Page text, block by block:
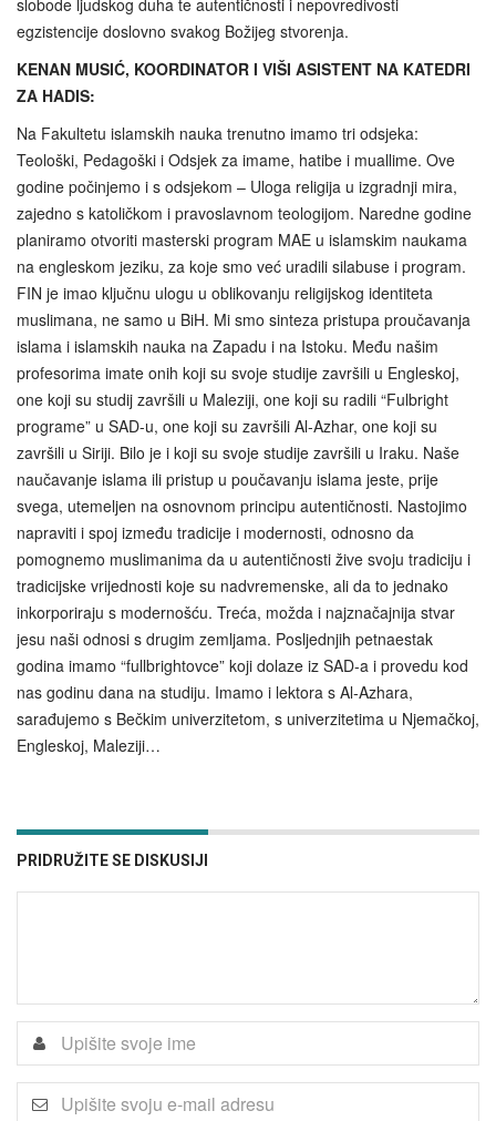
egzistencije doslovno svakog Božijeg stvorenja.
KENAN MUSIĆ, KOORDINATOR I VIŠI ASISTENT NA KATEDRI
ZA HADIS:
Na Fakultetu islamskih nauka trenutno imamo tri odsjeka:
Teološki, Pedagoški i Odsjek za imame, hatibe i muallime. Ove
godine počinjemo i s odsjekom – Uloga religija u izgradnji mira,
zajedno s katoličkom i pravoslavnom teologijom. Naredne godine
planiramo otvoriti masterski program MAE u islamskim naukama
na engleskom jeziku, za koje smo već uradili silabuse i program.
FIN je imao ključnu ulogu u oblikovanju religijskog identiteta
muslimana, ne samo u BiH. Mi smo sinteza pristupa proučavanja
islama i islamskih nauka na Zapadu i na Istoku. Među našim
profesorima imate onih koji su svoje studije završili u Engleskoj,
one koji su studij završili u Maleziji, one koji su radili “Fulbright
programe” u SAD-u, one koji su završili Al‑Azhar, one koji su
završili u Siriji. Bilo je i koji su svoje studije završili u Iraku. Naše
naučavanje islama ili pristup u poučavanju islama jeste, prije
svega, utemeljen na osnovnom principu autentičnosti. Nastojimo
napraviti i spoj između tradicije i modernosti, odnosno da
pomognemo muslimanima da u autentičnosti žive svoju tradiciju i
tradicijske vrijednosti koje su nadvremenske, ali da to jednako
inkorporiraju s modernošću. Treća, možda i najznačajnija stvar
jesu naši odnosi s drugim zemljama. Posljednjih petnaestak
godina imamo “fullbrightovce” koji dolaze iz SAD-a i provedu kod
nas godinu dana na studiju. Imamo i lektora s Al‑Azhara,
sarađujemo s Bečkim univerzitetom, s univerzitetima u Njemačkoj,
Engleskoj, Maleziji…
PRIDRUŽITE SE DISKUSIJI